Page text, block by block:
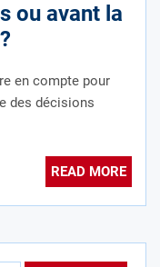
ou avant la
en compte pour
des décisions
READ MORE